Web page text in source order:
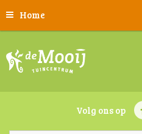
Home
Volg ons op